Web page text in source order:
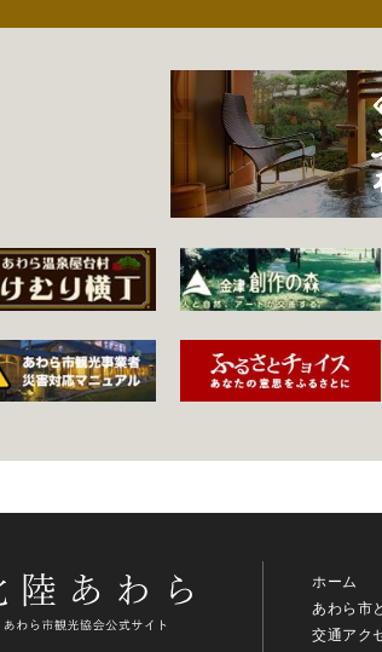
ホーム
あわら市
交通アク